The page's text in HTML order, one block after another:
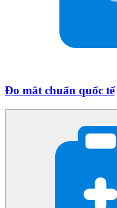
Đo mắt chuẩn quốc tế